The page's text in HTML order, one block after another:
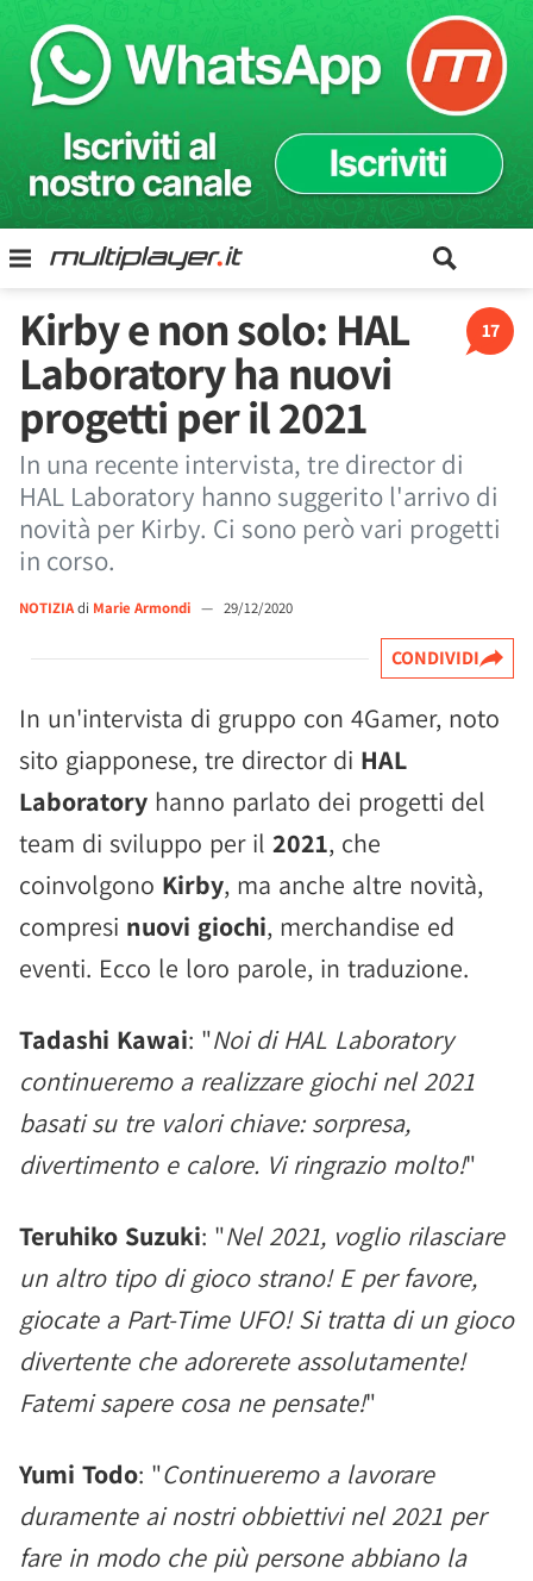
17
Kirby e non solo: HAL
Laboratory ha nuovi
progetti per il 2021
In una recente intervista, tre director di
HAL Laboratory hanno suggerito l'arrivo di
novità per Kirby. Ci sono però vari progetti
in corso.
NOTIZIAdi Marie Armondi — 29/12/2020
CONDIVIDI
In un'intervista di gruppo con 4Gamer, noto
sito giapponese, tre director di HAL
Laboratory hanno parlato dei progetti del
team di sviluppo per il 2021, che
coinvolgono Kirby, ma anche altre novità,
compresi nuovi giochi, merchandise ed
eventi. Ecco le loro parole, in traduzione.
Tadashi Kawai: "Noi di HAL Laboratory
continueremo a realizzare giochi nel 2021
basati su tre valori chiave: sorpresa,
divertimento e calore. Vi ringrazio molto!"
Teruhiko Suzuki: "Nel 2021, voglio rilasciare
un altro tipo di gioco strano! E per favore,
giocate a Part-Time UFO! Si tratta di un gioco
divertente che adorerete assolutamente!
Fatemi sapere cosa ne pensate!"
Yumi Todo: "Continueremo a lavorare
duramente ai nostri obbiettivi nel 2021 per
fare in modo che più persone abbiano la